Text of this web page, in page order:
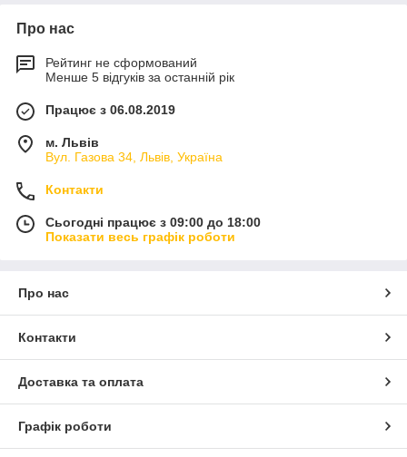
Про нас
Рейтинг не сформований
Менше 5 відгуків за останній рік
Працює з 06.08.2019
м. Львів
Вул. Газова 34, Львів, Україна
Контакти
Сьогодні працює з 09:00 до 18:00
Показати весь графік роботи
Про нас
Контакти
Доставка та оплата
Графік роботи